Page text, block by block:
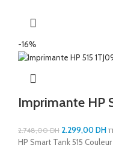
-16%
Imprimante HP
2.748,00DH 2.299,00DH
HP Smart Tank 515